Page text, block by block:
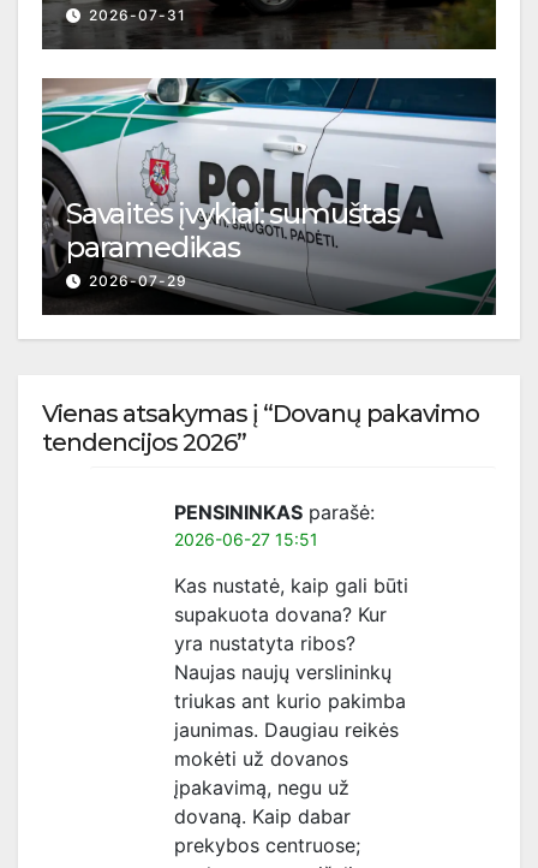
2026-07-31
Savaitės įvykiai: sumuštas
paramedikas
2026-07-29
Vienas atsakymas į “Dovanų pakavimo
tendencijos 2026”
PENSININKAS parašė:
2026-06-27 15:51
Kas nustatė, kaip gali būti
supakuota dovana? Kur
yra nustatyta ribos?
Naujas naujų verslininkų
triukas ant kurio pakimba
jaunimas. Daugiau reikės
mokėti už dovanos
įpakavimą, negu už
dovaną. Kaip dabar
prekybos centruose;